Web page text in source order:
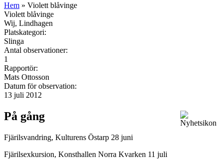
Hem » Violett blåvinge
Violett blåvinge
Wij, Lindhagen
Platskategori:
Slinga
Antal observationer:
1
Rapportör:
Mats Ottosson
Datum för observation:
13 juli 2012
På gång
Fjärilsvandring, Kulturens Östarp 28 juni
Fjärilsexkursion, Konsthallen Norra Kvarken 11 juli